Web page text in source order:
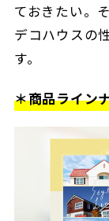
ておきたい。
デコハウスの
す。
＊商品ライン